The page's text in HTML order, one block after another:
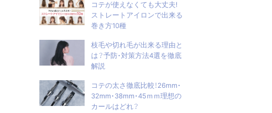
コテが使えなくても大丈夫!
ストレートアイロンで出来る
巻き方10種
枝毛や切れ毛が出来る理由と
は？予防・対策方法4選を徹底
解説
コテの太さ徹底比較！26mm・
32mm・38mm・45ｍｍ理想の
カールはどれ？
PHILOSOPHY
BRANDS
CREATEs
Repit
SHOP LIST